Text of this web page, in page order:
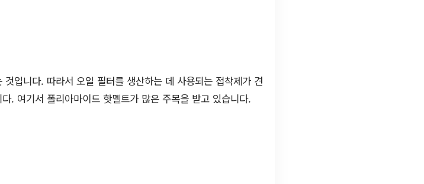
입니다. 따라서 오일 필터를 생산하는 데 사용되는 접착제가 견
. 여기서 폴리아마이드 핫멜트가 많은 주목을 받고 있습니다.